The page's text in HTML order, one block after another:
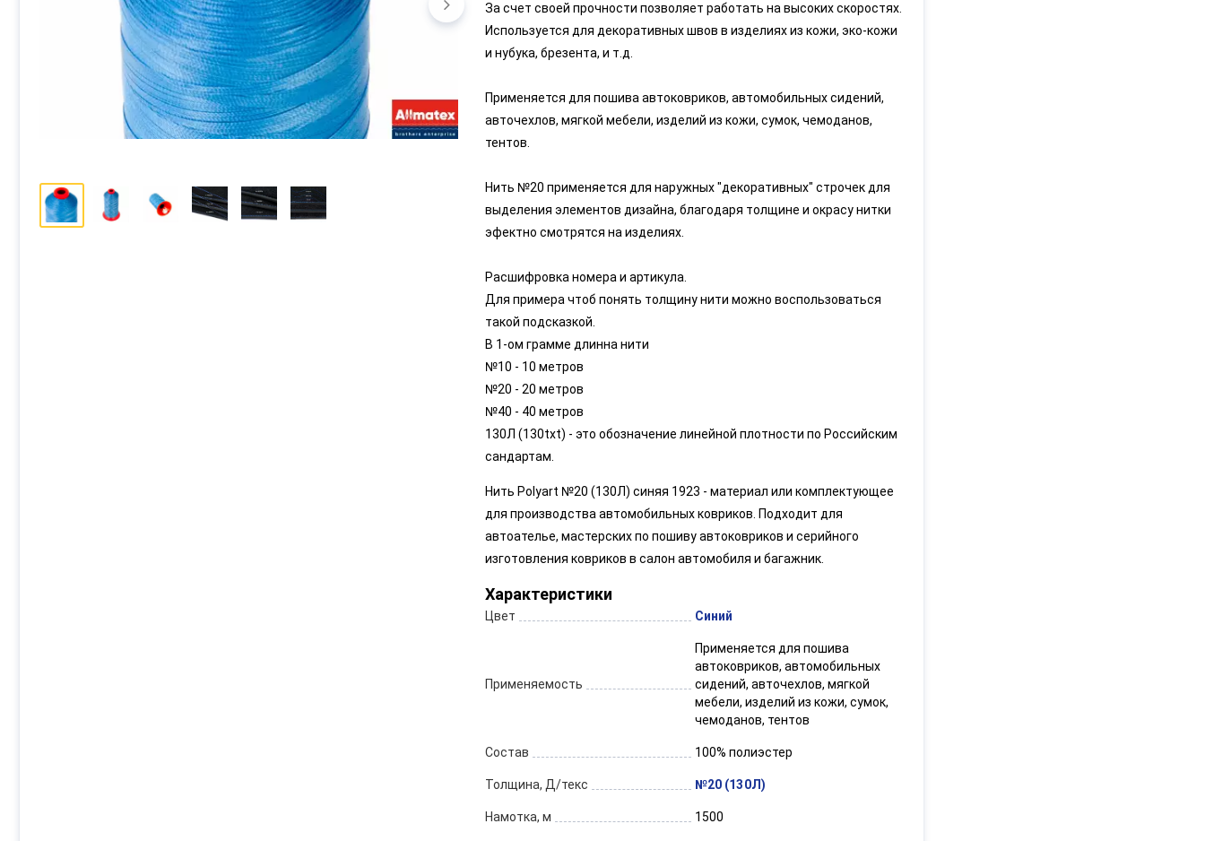
За счет своей прочности позволяет работать на высоких скоростях.
Используется для декоративных швов в изделиях из кожи, эко-кожи
и нубука, брезента, и т.д.
Применяется для пошива автоковриков, автомобильных сидений,
авточехлов, мягкой мебели, изделий из кожи, сумок, чемоданов,
тентов.
Нить №20 применяется для наружных "декоративных" строчек для
выделения элементов дизайна, благодаря толщине и окрасу нитки
эфектно смотрятся на изделиях.
Расшифровка номера и артикула.
Для примера чтоб понять толщину нити можно воспользоваться
такой подсказкой.
В 1-ом грамме длинна нити
№10 - 10 метров
№20 - 20 метров
№40 - 40 метров
130Л (130txt) - это обозначение линейной плотности по Российским
сандартам.
Нить Polyart №20 (130Л) синяя 1923 - материал или комплектующее
для производства автомобильных ковриков. Подходит для
автоателье, мастерских по пошиву автоковриков и серийного
изготовления ковриков в салон автомобиля и багажник.
Характеристики
Цвет Синий
Применяемость
Применяется для пошива
автоковриков, автомобильных
сидений, авточехлов, мягкой
мебели, изделий из кожи, сумок,
чемоданов, тентов
Состав 100% полиэстер
Толщина, Д/текс №20 (130Л)
Намотка, м 1500